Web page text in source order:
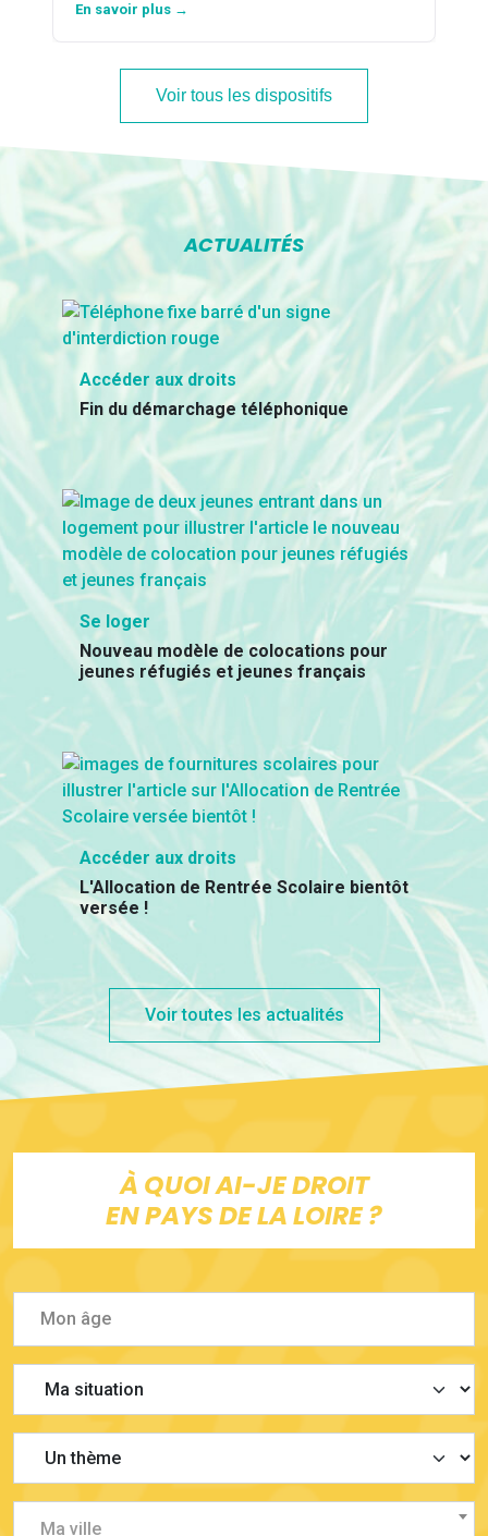
En savoir plus →
Voir tous les dispositifs
ACTUALITÉS
Accéder aux droits
Fin du démarchage téléphonique
Se loger
Nouveau modèle de colocations pour
jeunes réfugiés et jeunes français
Accéder aux droits
L'Allocation de Rentrée Scolaire bientôt
versée !
Voir toutes les actualités
À QUOI AI-JE DROIT
EN PAYS DE LA LOIRE ?
Ma ville